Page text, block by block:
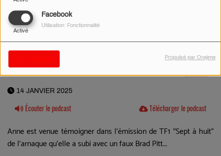
Facebook
Activé
Utilisation: Fonctionnalité
Propulsé par Orejime
14 JANVIER 2025
Écouter le podcast Télécharger le podcast
Anne est venue témoigner dans l'émission de TF1 "Sept à huit"
de l'arnaque qu'elle a subi avec un faux Brad Pitt...